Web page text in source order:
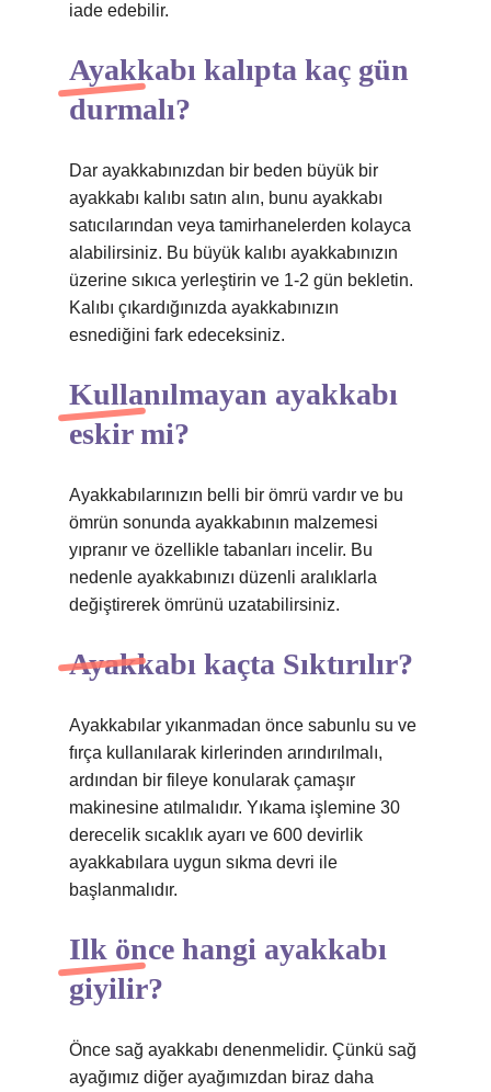
iade edebilir.
Ayakkabı kalıpta kaç gün
durmalı?
Dar ayakkabınızdan bir beden büyük bir
ayakkabı kalıbı satın alın, bunu ayakkabı
satıcılarından veya tamirhanelerden kolayca
alabilirsiniz. Bu büyük kalıbı ayakkabınızın
üzerine sıkıca yerleştirin ve 1-2 gün bekletin.
Kalıbı çıkardığınızda ayakkabınızın
esnediğini fark edeceksiniz.
Kullanılmayan ayakkabı
eskir mi?
Ayakkabılarınızın belli bir ömrü vardır ve bu
ömrün sonunda ayakkabının malzemesi
yıpranır ve özellikle tabanları incelir. Bu
nedenle ayakkabınızı düzenli aralıklarla
değiştirerek ömrünü uzatabilirsiniz.
Ayakkabı kaçta Sıktırılır?
Ayakkabılar yıkanmadan önce sabunlu su ve
fırça kullanılarak kirlerinden arındırılmalı,
ardından bir fileye konularak çamaşır
makinesine atılmalıdır. Yıkama işlemine 30
derecelik sıcaklık ayarı ve 600 devirlik
ayakkabılara uygun sıkma devri ile
başlanmalıdır.
Ilk önce hangi ayakkabı
giyilir?
Önce sağ ayakkabı denenmelidir. Çünkü sağ
ayağımız diğer ayağımızdan biraz daha